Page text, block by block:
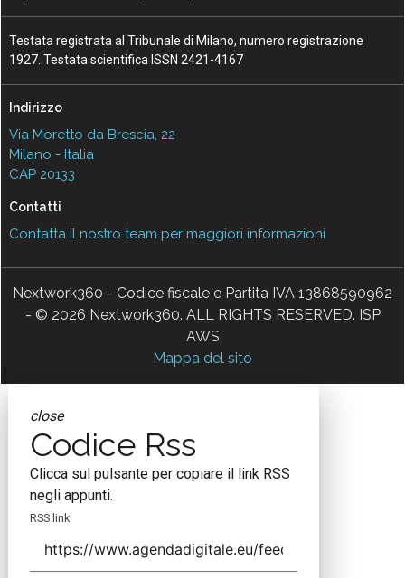
Testata registrata al Tribunale di Milano, numero registrazione
1927. Testata scientifica ISSN 2421-4167
Indirizzo
Via Moretto da Brescia, 22
Milano - Italia
CAP 20133
Contatti
Contatta il nostro team per maggiori informazioni
Nextwork360 - Codice fiscale e Partita IVA 13868590962
- © 2026 Nextwork360. ALL RIGHTS RESERVED. ISP
AWS
Mappa del sito
close
Codice Rss
Clicca sul pulsante per copiare il link RSS
negli appunti.
RSS link